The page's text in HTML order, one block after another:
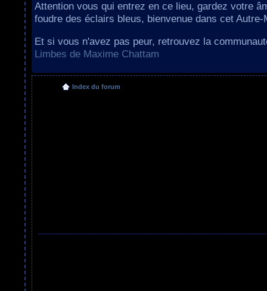
Attention vous qui entrez en ce lieu, gardez votre
foudre des éclairs bleus, bienvenue dans cet Autre-
Et si vous n'avez pas peur, retrouvez la
Limbes de Maxime Chattam
Index du forum